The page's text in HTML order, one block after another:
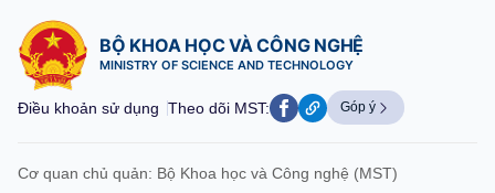
Chịu trách nhiệm nội dung: Nguyễn Thị Hải Hằng
Giám đốc Trung tâm Truyền thông Khoa học và Công nghệ.
Liên hệ
Địa chỉ: Ban Biên tập Cổng TTĐT - 18 Nguyễn Du, TP. Hà Nội
©2026 Bản quyền thuộc Bộ Khoa Học và Công Nghệ
BỘ KHOA HỌC VÀ CÔNG NGHỆ
MINISTRY OF SCIENCE AND TECHNOLOGY
Điều khoản sử dụng Theo dõi MST: Góp ý
Cơ quan chủ quản: Bộ Khoa học và Công nghệ (MST)